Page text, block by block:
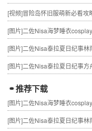
[视频]冒险岛怀旧服萌新必看攻
[图片]二佐Nisa海梦睡衣
[图片]二佐Nisa泰拉夏日纪事
[图片]二佐Nisa泰拉夏日纪事方
推荐下载
[图片]二佐Nisa海梦睡衣
[图片]二佐Nisa泰拉夏日纪事